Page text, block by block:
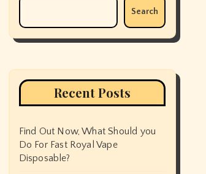
Search
Recent Posts
Find Out Now, What Should you
Do For Fast Royal Vape
Disposable?